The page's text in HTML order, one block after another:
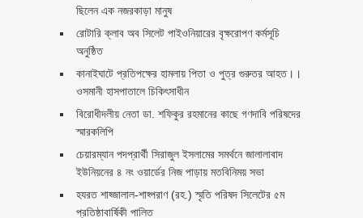
ছিলেন এক নজরকাড়া মানুষ ‎
রোটারি ক্লাব অব সিলেট পাইওনিয়ারের বৃক্ষরোপণ কর্মসূচি
অনুষ্ঠিত
কানাইঘাটে প্রতিপক্ষের হামলায় পিতা ও পুত্র গুরুতর আহত।।
ওসমানী হাসপাতালে চিকিৎসাধীন
বিরোধীদলীয় নেতা ডা. শফিকুর রহমানের কাছে গণদাবি পরিষদের
স্মারকলিপি ‎
চেয়ারম্যান পদপ্রার্থী সিরাজুল ইসলামের সমর্থনে জালালাবাদ
ইউনিয়নের ৪ নং ওয়ার্ডের নিজ পাড়ায় মতবিনিময় সভা
হযরত শাহ্জালাল-শাহ্পরাণ (রহ.) স্মৃতি পরিষদ সিলেটের ৫ম
প্রতিষ্ঠাবার্ষিকী পালিত ‎​